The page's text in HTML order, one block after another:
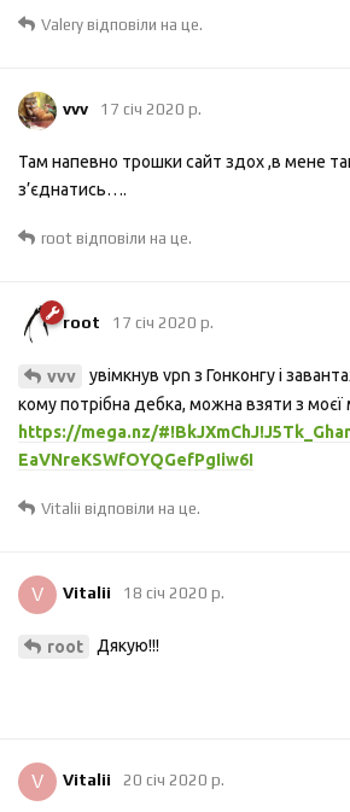
Valery відповіли на це.
vvv 17 січ 2020 р.
Там напевно трошки сайт здох ,в мене
з’єднатись….
root відповіли на це.
root 17 січ 2020 р.
vvv
увімкнув vpn з Гонконгу і
кому потрібна дебка, можна взяти з моєї
https://mega.nz/
EaVNreKSWfOYQGefPgIiw6I
Vitalii відповіли на це.
V Vitalii 18 січ 2020 р.
root Дякую!!!
V Vitalii 20 січ 2020 р.